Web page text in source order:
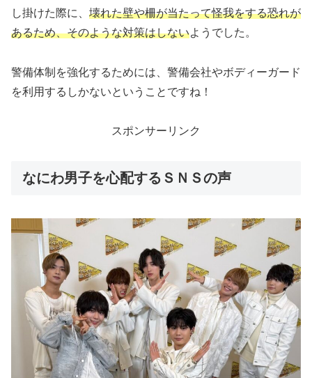
し掛けた際に、 壊れた壁や柵が当たって怪我をする恐れが
あるため、そのような対策はしないようでした。
警備体制を強化するためには、警備会社やボディーガード
を利用するしかないということですね！
スポンサーリンク
なにわ男子を心配するＳＮＳの声